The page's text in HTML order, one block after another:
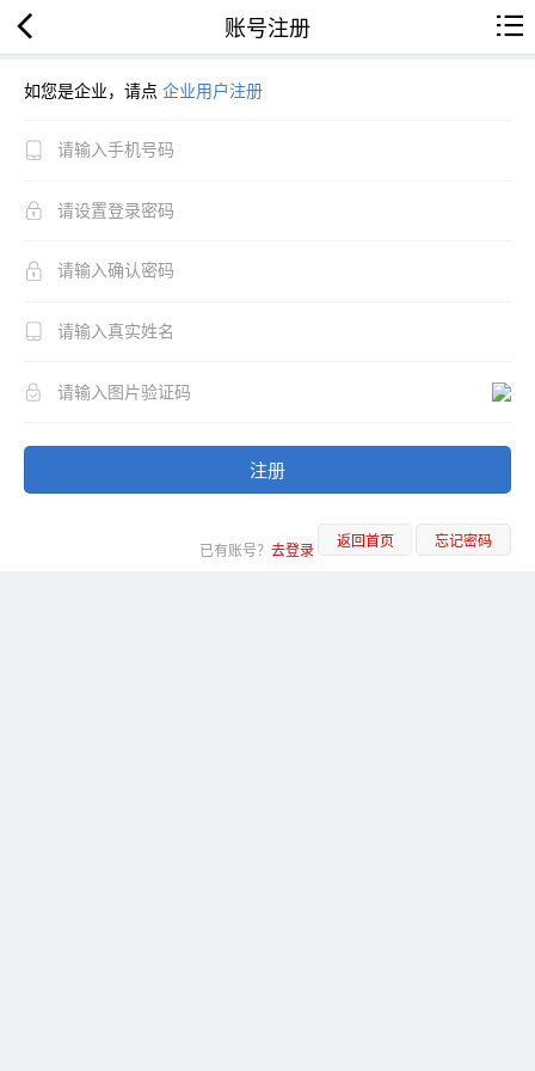
账号注册
如您是企业，请点 企业用户注册
注册
已有账号？ 去登录 返回首页 忘记密码